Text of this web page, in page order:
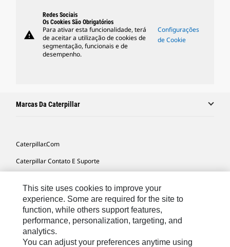
warning
Redes Sociais
Os Cookies São Obrigatórios
Para ativar esta funcionalidade, terá
de aceitar a utilização de cookies de
segmentação, funcionais e de
desempenho.
Configurações
de Cookie
Marcas Da Caterpillar
Caterpillar.com
Caterpillar Contato E Suporte
Mapa Do Local
Cookie Settings
Legal
This site uses cookies to improve your
experience. Some are required for the site to
function, while others support features,
performance, personalization, targeting, and
analytics.
You can adjust your preferences anytime using